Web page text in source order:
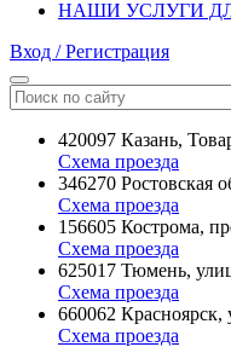
НАШИ УСЛУГИ
Вход / Регистрация
420097 Казань,
Схема проезда
346270 Ростовская
Схема проезда
156605 Кострома,
Схема проезда
625017 Тюмень,
Схема проезда
660062 Красноярск,
Схема проезда